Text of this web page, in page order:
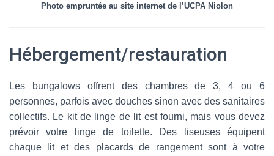
Photo empruntée au site internet de l’UCPA Niolon
Hébergement/restauration
Les bungalows offrent des chambres de 3, 4 ou 6
personnes, parfois avec douches sinon avec des sanitaires
collectifs. Le kit de linge de lit est fourni, mais vous devez
prévoir votre linge de toilette. Des liseuses équipent
chaque lit et des placards de rangement sont à votre